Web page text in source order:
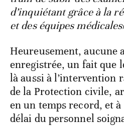
d’inquiétant grâce à la
et des équipes médicales
Heureusement, aucune
enregistrée, un fait que
là aussi à l’intervention
de la Protection civile,
en un temps record, et
délai du personnel